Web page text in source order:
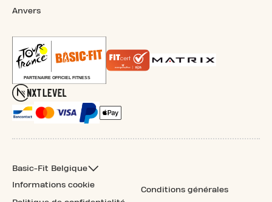
Anvers
Basic-Fit Belgique
Informations cookie
Conditions générales